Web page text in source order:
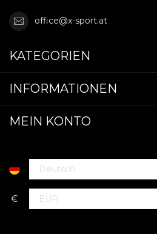
office@x-sport.at
KATEGORIEN
INFORMATIONEN
MEIN KONTO
€